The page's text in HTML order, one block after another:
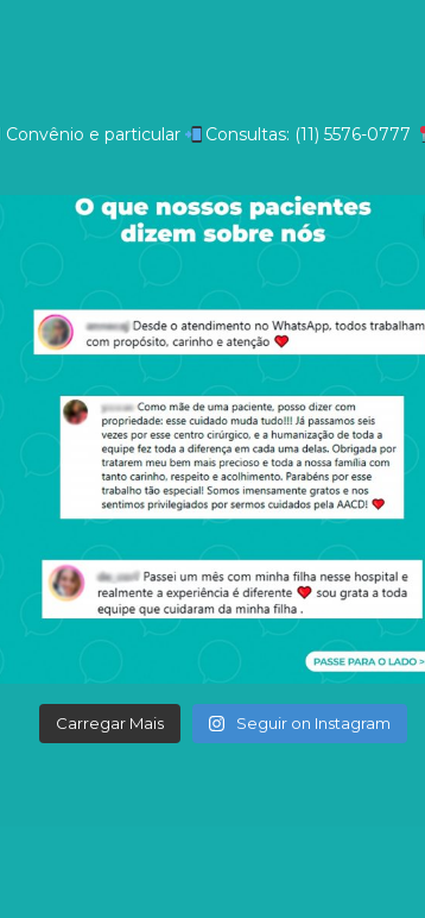
Convênio e particular Consultas: (11) 5576-0777
Carregar Mais Seguir on Instagram